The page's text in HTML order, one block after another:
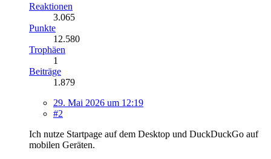
Reaktionen
3.065
Punkte
12.580
Trophäen
1
Beiträge
1.879
29. Mai 2026 um 12:19
#2
Ich nutze Startpage auf dem Desktop und DuckDuckGo auf
mobilen Geräten.